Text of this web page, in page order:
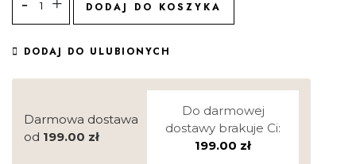
DODAJ DO KOSZYKA
DODAJ DO ULUBIONYCH
Darmowa dostawa
od 199.00 zł
Do darmowej
dostawy brakuje Ci:
199.00 zł